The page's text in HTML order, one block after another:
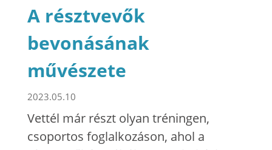
A résztvevők
bevonásának
művészete
2023.05.10
Vettél már részt olyan tréningen,
csoportos foglalkozáson, ahol a